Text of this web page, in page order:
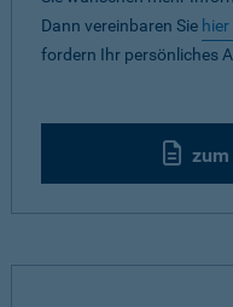
Dann vereinbaren Sie
fordern Ihr persönliches